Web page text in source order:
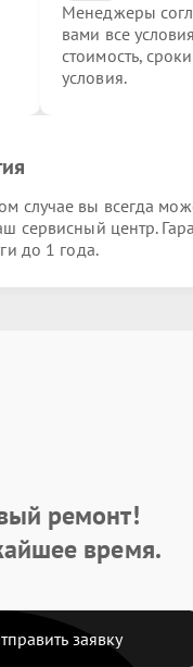
Менеджеры
вами все
стоимость,
условия.
случае вы всегда
сервисный центр.
до 1 года.
ремонт!
время.
заявку